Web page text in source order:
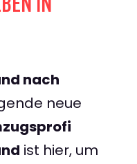
nach
neue
ist hier, um